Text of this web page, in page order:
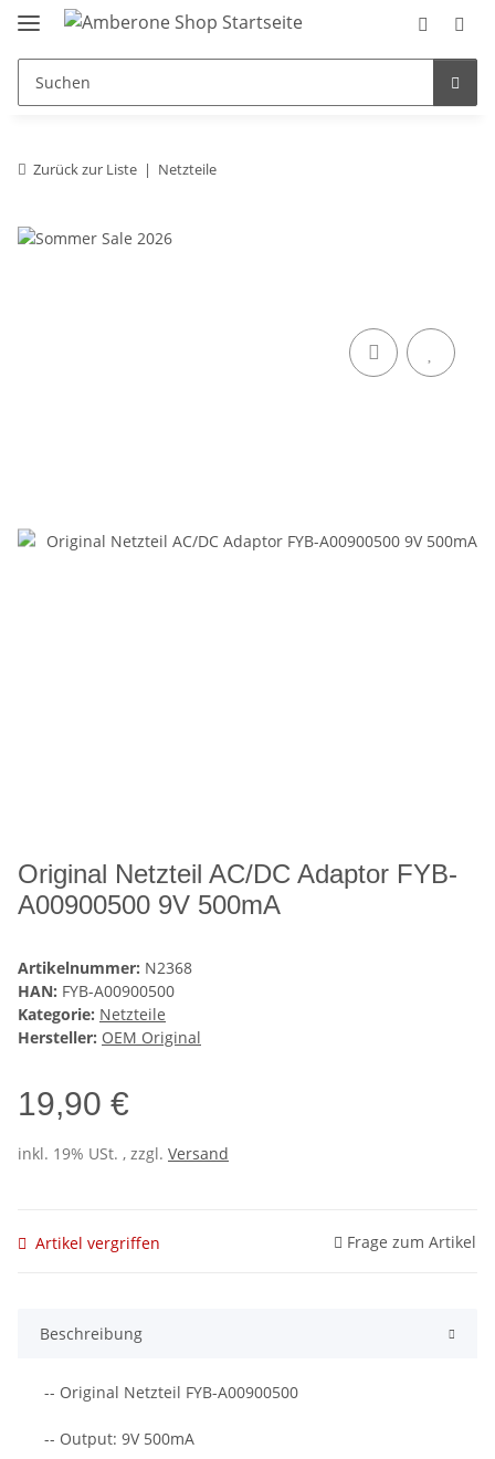
Zurück zur Liste Netzteile
Original Netzteil AC/DC Adaptor FYB-
A00900500 9V 500mA
Artikelnummer: N2368
HAN: FYB-A00900500
Kategorie: Netzteile
Hersteller: OEM Original
19,90 €
inkl. 19% USt. , zzgl. Versand
Artikel vergriffen Frage zum Artikel
Beschreibung
-- Original Netzteil FYB-A00900500
-- Output: 9V 500mA